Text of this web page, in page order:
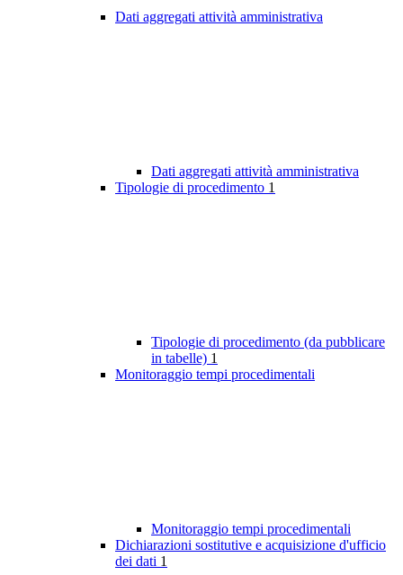
Dati aggregati attività amministrativa
Dati aggregati attività amministrativa
Tipologie di procedimento 1
Tipologie di procedimento (da pubblicare
in tabelle) 1
Monitoraggio tempi procedimentali
Monitoraggio tempi procedimentali
Dichiarazioni sostitutive e acquisizione d'ufficio
dei dati 1